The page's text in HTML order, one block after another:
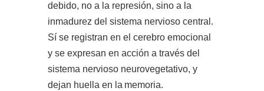
debido, no a la represión, sino a la
inmadurez del sistema nervioso central.
Sí se registran en el cerebro emocional
y se expresan en acción a través del
sistema nervioso neurovegetativo, y
dejan huella en la memoria.